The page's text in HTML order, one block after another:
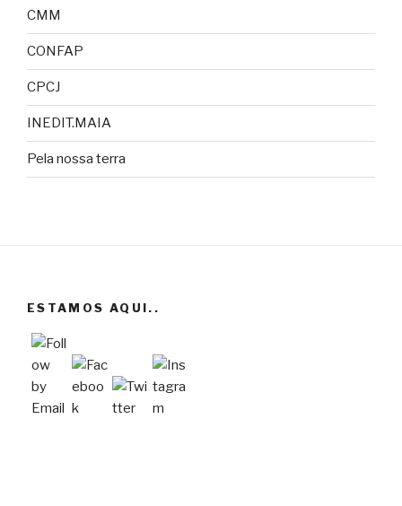
CMM
CONFAP
CPCJ
INEDIT.MAIA
Pela nossa terra
ESTAMOS AQUI..